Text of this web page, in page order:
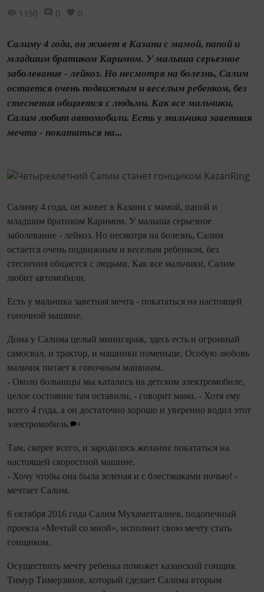
1150 0 0
Салиму 4 года, он живет в Казани с мамой, папой и
младшим братиком Каримом. У малыша серьезное
заболевание - лейкоз. Но несмотря на болезнь, Салим
остается очень подвижным и веселым ребенком, без
стеснения общается с людьми. Как все мальчики,
Салим любит автомобили. Есть у мальчика заветная
мечта - покататься на...
Салиму 4 года, он живет в Казани с мамой, папой и
младшим братиком Каримом. У малыша серьезное
заболевание - лейкоз. Но несмотря на болезнь, Салим
остается очень подвижным и веселым ребенком, без
стеснения общается с людьми. Как все мальчики, Салим
любит автомобили.
Есть у мальчика заветная мечта - покататься на настоящей
гоночной машине.
Дома у Салима целый минигараж, здесь есть и огромный
самосвал, и трактор, и машинки поменьше. Особую любовь
мальчик питает к гоночным машинам.
- Около больницы мы катались на детском электромобиле,
целое состояние там оставили, - говорит мама. - Хотя ему
всего 4 года, а он достаточно хорошо и уверенно водил этот
электромобиль.
+
Там, скорее всего, и зародилось желание покататься на
настоящей скоростной машине.
- Хочу чтобы она была зеленая и с блестяшками ночью! -
мечтает Салим.
6 октября 2016 года Салим Мухаметгалиев, подопечный
проекта «Мечтай со мной», исполнит свою мечту стать
гонщиком.
Осуществить мечту ребенка поможет казанский гонщик
Тимур Тимерзянов, который сделает Салима вторым